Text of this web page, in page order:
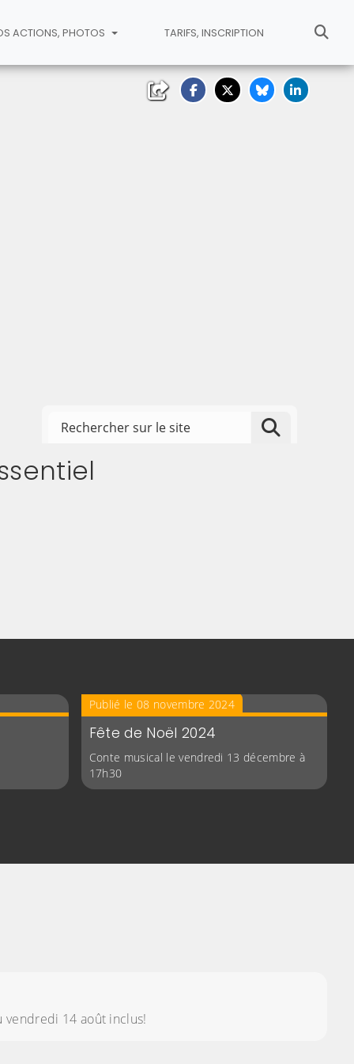
ACTIONS, PHOTOS TARIFS, INSCRIPTION
Rechercher sur le site
Lancer
Publié le 08 novembre 2024
Fête de Noël 2024
Conte musical le vendredi 13 décembre à
17h30
14 août inclus!